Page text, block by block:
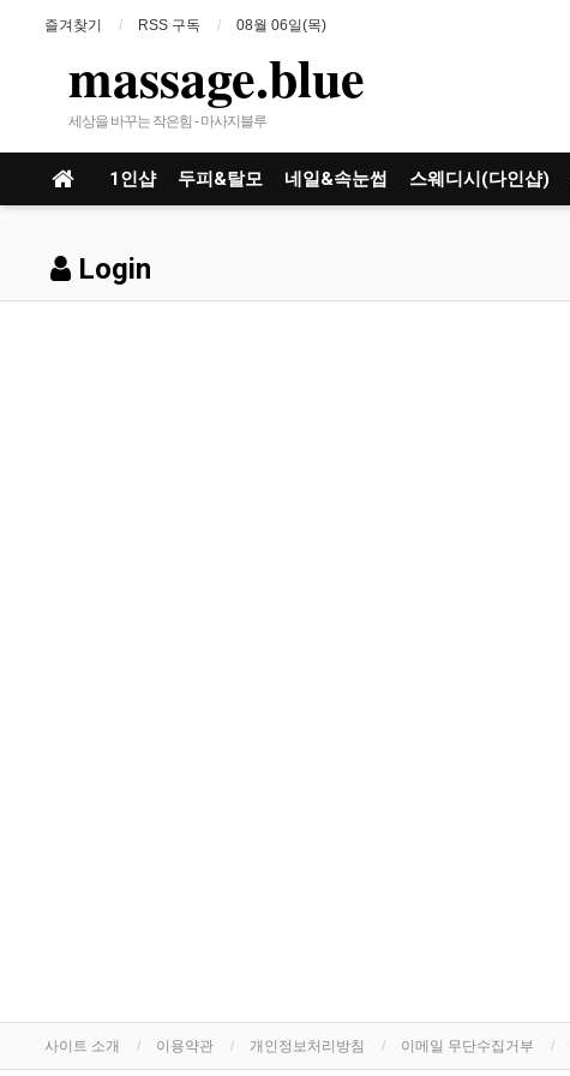
즐겨찾기 RSS 구독 08월 06일(목)
massage.blue
세상을 바꾸는 작은힘 - 마사지블루
1인샵 두피&탈모 네일&속눈썹 스웨디시(다인샵)
Login
사이트 소개 이용약관 개인정보처리방침 이메일 무단수집거부